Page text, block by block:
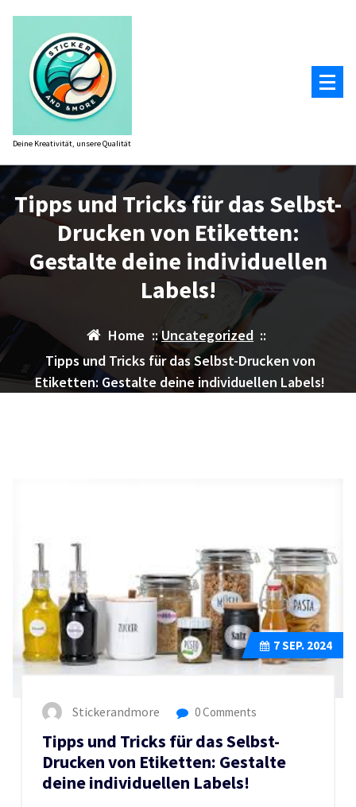
springen
Deine Kreativität, unsere Qualität
Tipps und Tricks für das Selbst-
Drucken von Etiketten:
Gestalte deine individuellen
Labels!
Home ::Uncategorized ::
Tipps und Tricks für das Selbst-Drucken von
Etiketten: Gestalte deine individuellen Labels!
7SEP. 2024
Stickerandmore 0 Comments
Tipps und Tricks für das Selbst-
Drucken von Etiketten: Gestalte
deine individuellen Labels!